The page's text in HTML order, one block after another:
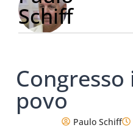
Schiff
povo
Paulo Schiff